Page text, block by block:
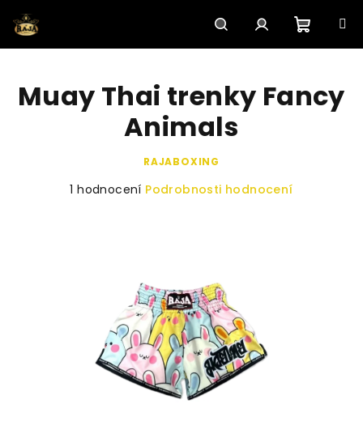
na
obsah
HledatPřihlášení
košík
Muay Thai trenky Fancy
Animals
RAJABOXING
Průměrné
hvězdiček.
1 hodnocení Podrobnosti hodnocení